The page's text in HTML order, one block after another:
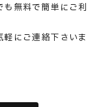
無料で簡単にご利
にご連絡下さいま